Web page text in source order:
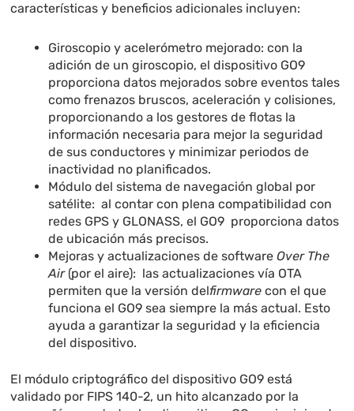
características y beneficios adicionales incluyen:
Giroscopio y acelerómetro mejorado: con la
adición de un giroscopio, el dispositivo GO9
proporciona datos mejorados sobre eventos tales
como frenazos bruscos, aceleración y colisiones,
proporcionando a los gestores de flotas la
información necesaria para mejor la seguridad
de sus conductores y minimizar periodos de
inactividad no planificados.
Módulo del sistema de navegación global por
satélite: al contar con plena compatibilidad con
redes GPS y GLONASS, el GO9 proporciona datos
de ubicación más precisos.
Mejoras y actualizaciones de softwareOver The
Air(por el aire): las actualizaciones vía OTA
permiten que la versión delfirmwarecon el que
funciona el GO9 sea siempre la más actual. Esto
ayuda a garantizar la seguridad y la eficiencia
del dispositivo.
El módulo criptográfico del dispositivo GO9 está
validado por FIPS 140-2, un hito alcanzado por la